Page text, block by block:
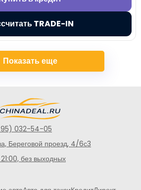
TRADE-IN
Показать еще
032-54-05
Береговой проезд, 4/6с3
без выходных